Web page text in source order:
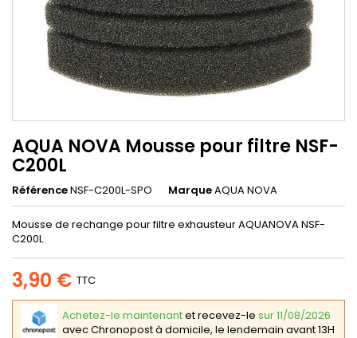
AQUA NOVA Mousse pour filtre NSF-
C200L
RéférenceNSF-C200L-SPO MarqueAQUA NOVA
Mousse de rechange pour filtre exhausteur AQUANOVA NSF-
C200L
3,90 € TTC
Achetez-le maintenantet recevez-le sur 11/08/2026
avec Chronopost à domicile, le lendemain avant 13H